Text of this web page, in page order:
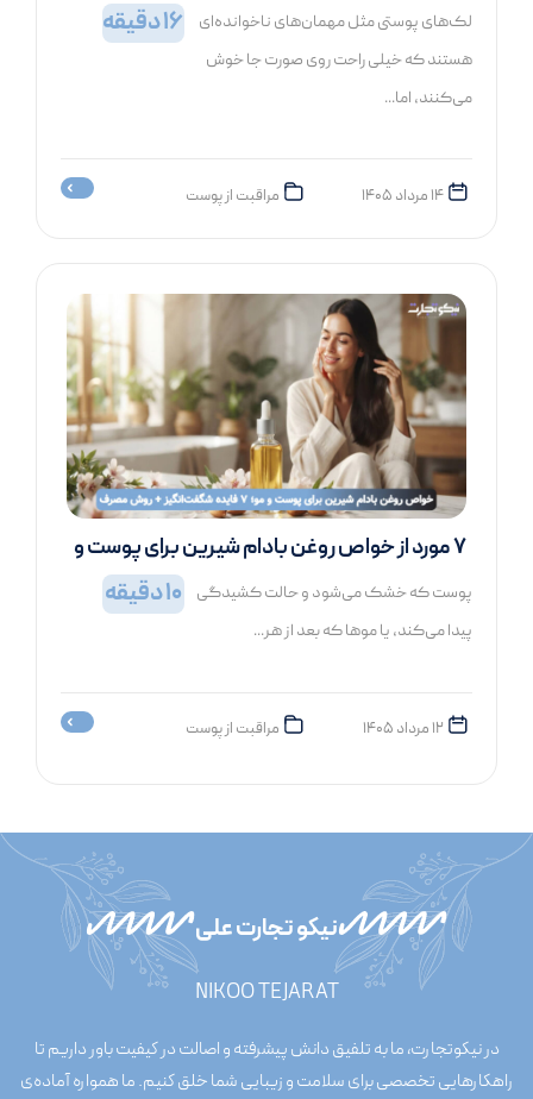
(نحوه استفاده درست)
لک‌های پوستی مثل مهمان‌های ناخوانده‌ای
هستند که خیلی راحت روی صورت جا خوش
می‌کنند، اما...
16دقیقه
۱۴ مرداد ۱۴۰۵ مراقبت از پوست
۷ مورد از خواص روغن بادام شیرین برای پوست و
پوست که خشک می‌شود و حالت کشیدگی
پیدا می‌کند، یا موها که بعد از هر...
10دقیقه
۱۲ مرداد ۱۴۰۵ مراقبت از پوست
نیکو تجارت علی
NIKOO TEJARAT
در نیکوتجارت، ما به تلفیق دانش پیشرفته و اصالت در کیفیت باور داریم تا
راهکارهایی تخصصی برای سلامت و زیبایی شما خلق کنیم. ما همواره آماده‌ی